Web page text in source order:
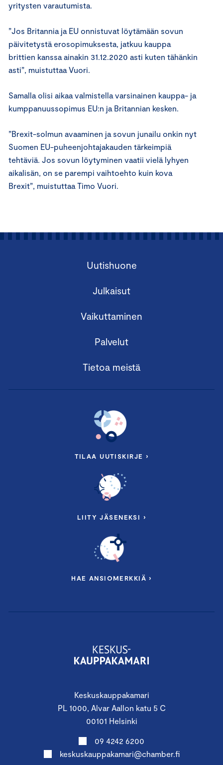
yritysten varautumista.
”Jos Britannia ja EU onnistuvat löytämään sovun
päivitetystä erosopimuksesta, jatkuu kauppa
brittien kanssa ainakin 31.12.2020 asti kuten tähänkin
asti”, muistuttaa Vuori.
Samalla olisi aikaa valmistella varsinainen kauppa- ja
kumppanuussopimus EU:n ja Britannian kesken.
”Brexit-solmun avaaminen ja sovun junailu onkin nyt
Suomen EU-puheenjohtajakauden tärkeimpiä
tehtäviä. Jos sovun löytyminen vaatii vielä lyhyen
aikalisän, on se parempi vaihtoehto kuin kova
Brexit”, muistuttaa Timo Vuori.
Keskuskauppakamari
PL 1000, Alvar Aallon katu 5 C
00101 Helsinki
09 4242 6200
keskuskauppakamari@chamber.fi
Uutishuone
Julkaisut
Vaikuttaminen
Palvelut
Tietoa meistä
TILAA UUTISKIRJE ›
LIITY JÄSENEKSI ›
HAE ANSIOMERKKIÄ ›